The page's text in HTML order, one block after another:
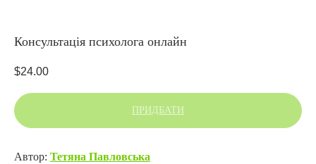
Консультація психолога онлайн
$24.00
ПРИДБАТИ
Автор: Тетяна Павловська